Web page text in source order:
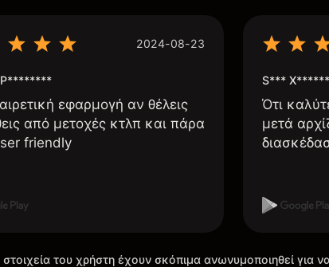
2024-08-23
εφαρμογή αν θέλεις
από μετοχές κτλπ και πάρα
friendly
S***
Ότι
μετά
του χρήστη έχουν σκόπιμα ανωνυμοποιηθεί για